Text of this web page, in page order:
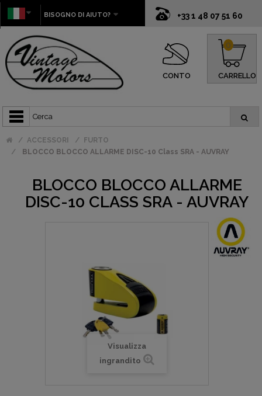
+33 1 48 07 51 60
BISOGNO DI AIUTO?
CONTO CARRELLO
0
ACCESSORI
FURTO
BLOCCO BLOCCO ALLARME DISC-10 Class SRA - AUVRAY
BLOCCO BLOCCO ALLARME
DISC-10 CLASS SRA - AUVRAY
Visualizza
ingrandito